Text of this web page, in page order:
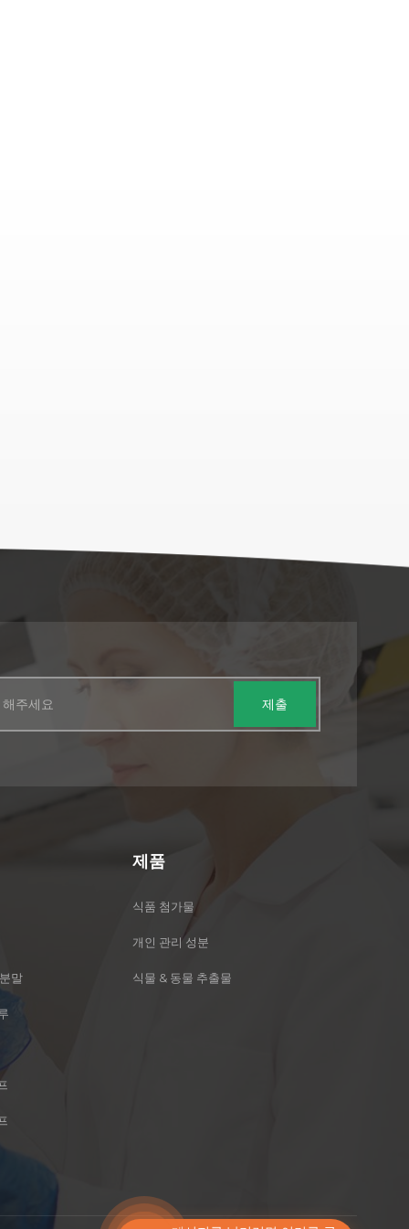
말
제품
식품 첨가물
개인 관리 성분
식물 & 동물 추출물